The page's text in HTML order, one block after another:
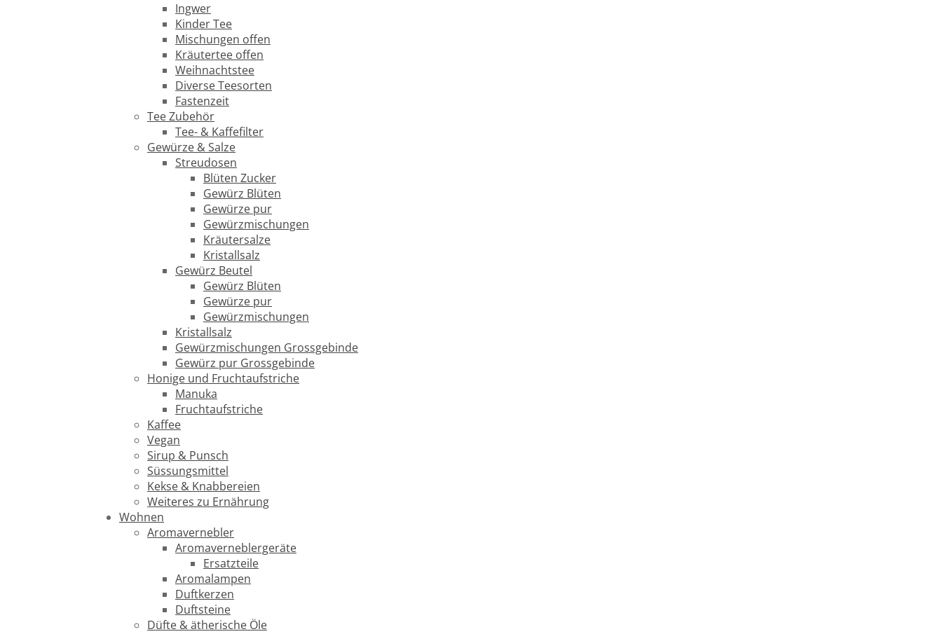
Ingwer
Kinder Tee
Mischungen offen
Kräutertee offen
Weihnachtstee
Diverse Teesorten
Fastenzeit
Tee Zubehör
Tee- & Kaffefilter
Gewürze & Salze
Streudosen
Blüten Zucker
Gewürz Blüten
Gewürze pur
Gewürzmischungen
Kräutersalze
Kristallsalz
Gewürz Beutel
Gewürz Blüten
Gewürze pur
Gewürzmischungen
Kristallsalz
Gewürzmischungen Grossgebinde
Gewürz pur Grossgebinde
Honige und Fruchtaufstriche
Manuka
Fruchtaufstriche
Kaffee
Vegan
Sirup & Punsch
Süssungsmittel
Kekse & Knabbereien
Weiteres zu Ernährung
Wohnen
Aromavernebler
Aromaverneblergeräte
Ersatzteile
Aromalampen
Duftkerzen
Duftsteine
Düfte & ätherische Öle